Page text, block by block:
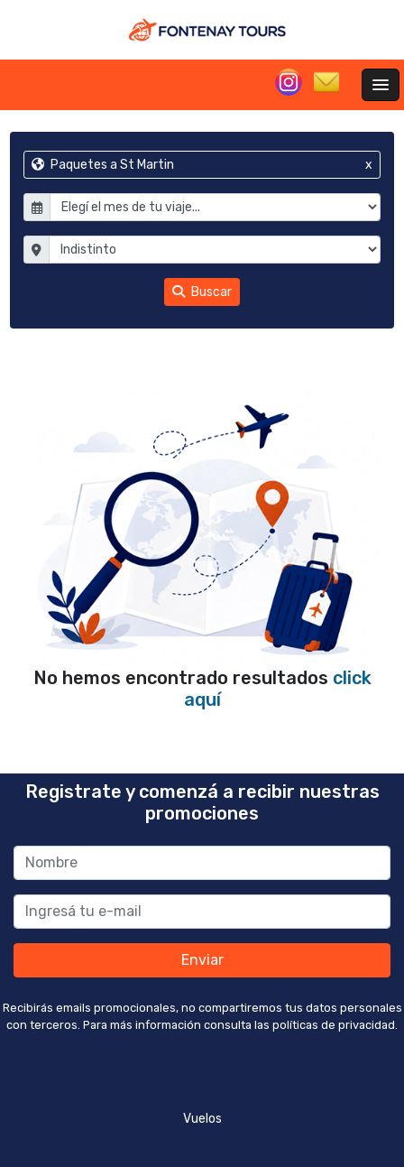
Paquetes a St Martin x
Buscar
No hemos encontrado resultados click
aquí
Registrate y comenzá a recibir nuestras
promociones
Enviar
Recibirás emails promocionales, no compartiremos tus datos personales
con terceros. Para más información consulta las políticas de privacidad.
Vuelos